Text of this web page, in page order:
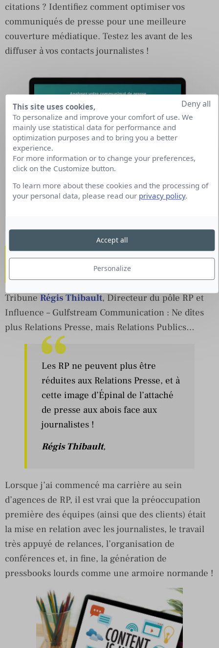
citations ? Identifiez comment optimiser vos
communiqués de presse pour une meilleure
couverture médiatique. Testez les avant de les
diffuser à vos contacts journalistes !
4- Ne cantonnez pas les RP
aux Relations Presse !
Tribune Régis Thibault, Directeur du pôle RP et
Influence – Gulfstream Communication : Ne dîtes
plus Relations Presse, mais Relations Publics…
Les RP ne peuvent plus être
réduites aux Relations Presse, et à
cette image d’Épinal de l’attaché
de presse aux abois face aux
journalistes !
Régis Thibault,
Lorsque j’ai commencé ma carrière au sein
d’agences de RP, il est vrai que la préoccupation
première des équipes (ainsi que des clients) était
la mise en relation avec les journalistes, le travail
très appuyé de relances, l’organisation de
conférences et, in fine, la génération de
pressbooks lourds comme une armoire normande !
This site uses cookies,
To personalize and improve your comfort of use. We
mainly use statistical data for performance and
optimization purposes and to bring you a better
experience.
For more information or to change your preferences,
click on the Customize button.
To learn more about these cookies and the processing of
your personal data, please read our privacy policy.
Personalize
Deny all
Accept all